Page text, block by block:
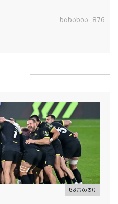
ნანახია: 876
სპორტი